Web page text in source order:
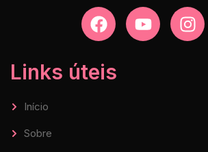
Links úteis
Início
Sobre